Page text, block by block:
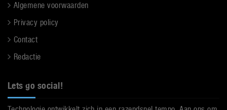
Algemene voorwaarden
Privacy policy
Contact
Redactie
Lets go social!